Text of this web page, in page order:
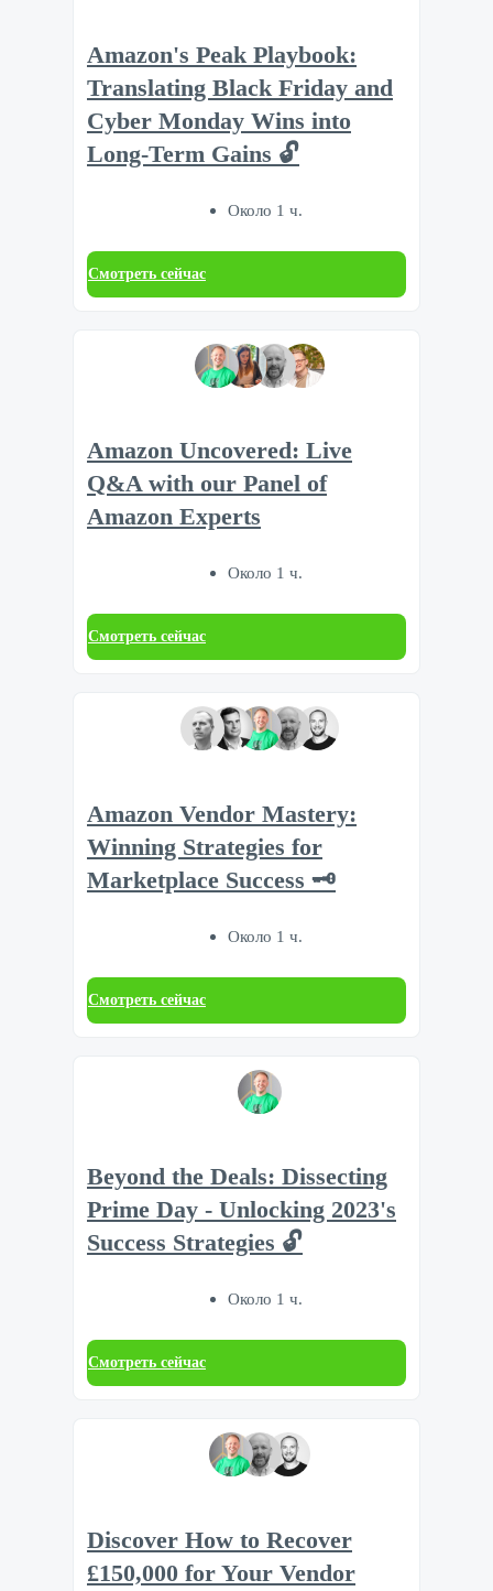
Amazon's Peak Playbook:
Translating Black Friday and
Cyber Monday Wins into
Long-Term Gains 🔓
Около 1 ч.
Смотреть сейчас
Amazon Uncovered: Live
Q&A with our Panel of
Amazon Experts
Около 1 ч.
Смотреть сейчас
Amazon Vendor Mastery:
Winning Strategies for
Marketplace Success 🗝️
Около 1 ч.
Смотреть сейчас
Beyond the Deals: Dissecting
Prime Day - Unlocking 2023's
Success Strategies 🔓
Около 1 ч.
Смотреть сейчас
Discover How to Recover
£150,000 for Your Vendor